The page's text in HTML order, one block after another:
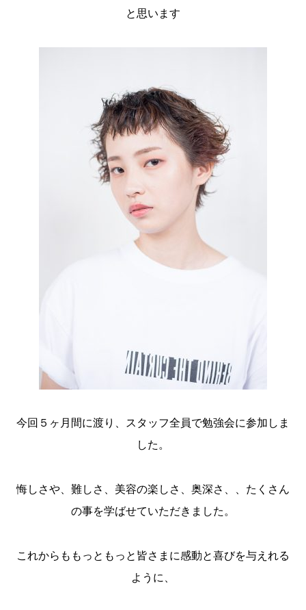
と思います
今回５ヶ月間に渡り、スタッフ全員で勉強会に参加しま
した。
悔しさや、難しさ、美容の楽しさ、奥深さ、、たくさん
の事を学ばせていただきました。
これからももっともっと皆さまに感動と喜びを与えれる
ように、